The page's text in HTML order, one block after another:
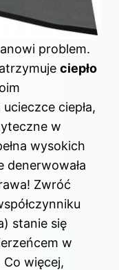
problem.
ciepło
ciepła,
w
wysokich
denerwowała
Zwróć
stanie się
w
więcej,